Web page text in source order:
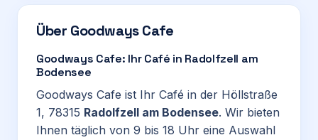
Über Goodways Cafe
Goodways Cafe: Ihr Café in Radolfzell am
Bodensee
Goodways Cafe ist Ihr Café in der Höllstraße
1, 78315 Radolfzell am Bodensee. Wir bieten
Ihnen täglich von 9 bis 18 Uhr eine Auswahl